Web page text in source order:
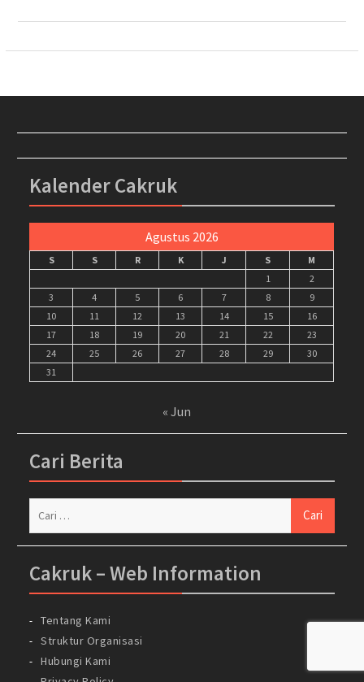
Kalender Cakruk
Agustus 2026
S S R K J S
M
1
2
3
4 5 6 7 8
9
10
11 12 13 14 15
16
17
18 19 20 21 22
23
24
25 26 27 28 29
30
31
« Jun
Cari Berita
Cakruk – Web Information
Tentang Kami
Struktur Organisasi
Hubungi Kami